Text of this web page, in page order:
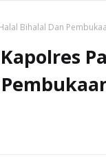
Bihalal Dan